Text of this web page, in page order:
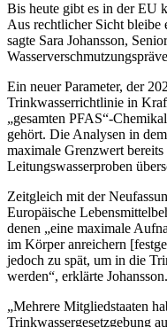
Bis heute gibt es in der EU
Aus rechtlicher Sicht bleibe
sagte Sara Johansson,
Ein neuer Parameter, der
Trinkwasserrichtlinie in
„gesamten PFAS“-
gehört. Die Analysen in
maximale Grenzwert
Leitungswasserproben
Zeitgleich mit der
Europäische
denen „eine maximale
im Körper anreichern
jedoch zu spät, um in die
werden“, erklärte Johansson.
„Mehrere Mitgliedstaaten
Trinkwassergesetzgebung